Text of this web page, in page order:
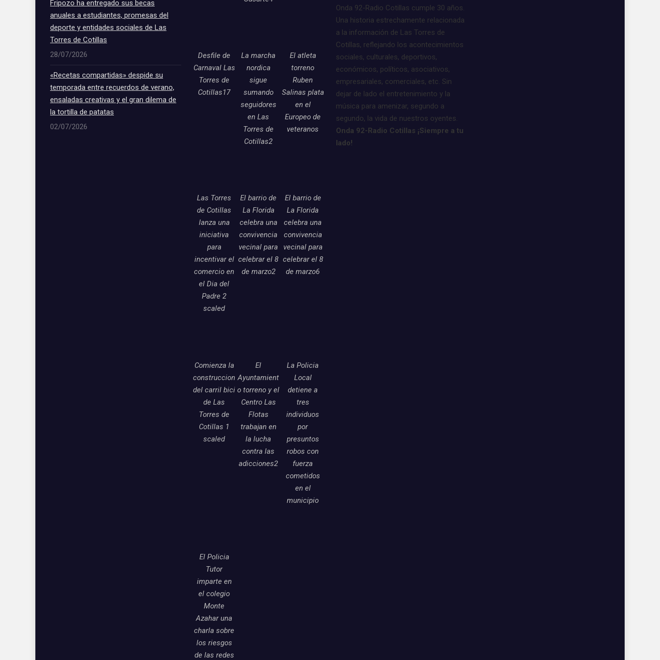
Fripozo ha entregado sus becas
anuales a estudiantes, promesas del
deporte y entidades sociales de Las
Torres de Cotillas
28/07/2026
«Recetas compartidas» despide su
temporada entre recuerdos de verano,
ensaladas creativas y el gran dilema de
la tortilla de patatas
02/07/2026
Desfile de
Carnaval Las
Torres de
Cotillas17
La marcha
nordica
sigue
sumando
seguidores
en Las
Torres de
Cotillas2
El atleta
torreno
Ruben
Salinas plata
en el
Europeo de
veteranos
Las Torres
de Cotillas
lanza una
iniciativa
para
incentivar el
comercio en
el Dia del
Padre 2
scaled
El barrio de
La Florida
celebra una
convivencia
vecinal para
celebrar el 8
de marzo2
El barrio de
La Florida
celebra una
convivencia
vecinal para
celebrar el 8
de marzo6
Comienza la
construccion
del carril bici
de Las
Torres de
Cotillas 1
scaled
El
Ayuntamient
o torreno y el
Centro Las
Flotas
trabajan en
la lucha
contra las
adicciones2
La Policia
Local
detiene a
tres
individuos
por
presuntos
robos con
fuerza
cometidos
en el
municipio
El Policia
Tutor
imparte en
el colegio
Monte
Azahar una
charla sobre
los riesgos
de las redes
Onda 92-Radio Cotillas cumple 30 años.
Una historia estrechamente relacionada
a la información de Las Torres de
Cotillas, reflejando los acontecimientos
sociales, culturales, deportivos,
económicos, políticos, asociativos,
empresariales, comerciales, etc. Sin
dejar de lado el entretenimiento y la
música para amenizar, segundo a
segundo, la vida de nuestros oyentes.
Onda 92-Radio Cotillas ¡Siempre a tu
lado!